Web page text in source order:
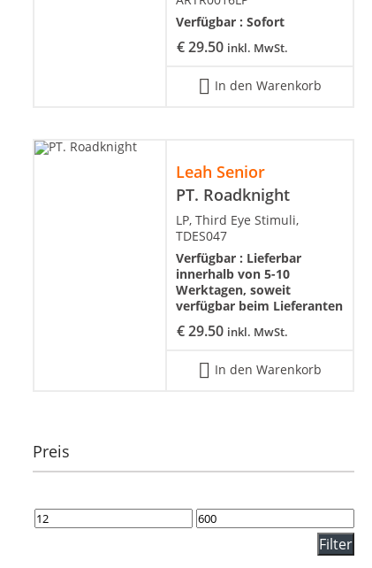
€29.50 inkl. MwSt.
Verfügbar : Sofort
In den Warenkorb
Leah Senior
PT. Roadknight
€29.50 inkl. MwSt.
LP, Third Eye Stimuli,
TDES047
Verfügbar : Lieferbar
innerhalb von 5-10
Werktagen, soweit
verfügbar beim Lieferanten
In den Warenkorb
Preis
Filter